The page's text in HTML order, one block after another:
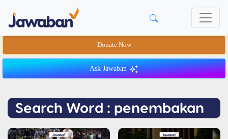
Donate Now
Ask Jawaban
Search Word : penembakan